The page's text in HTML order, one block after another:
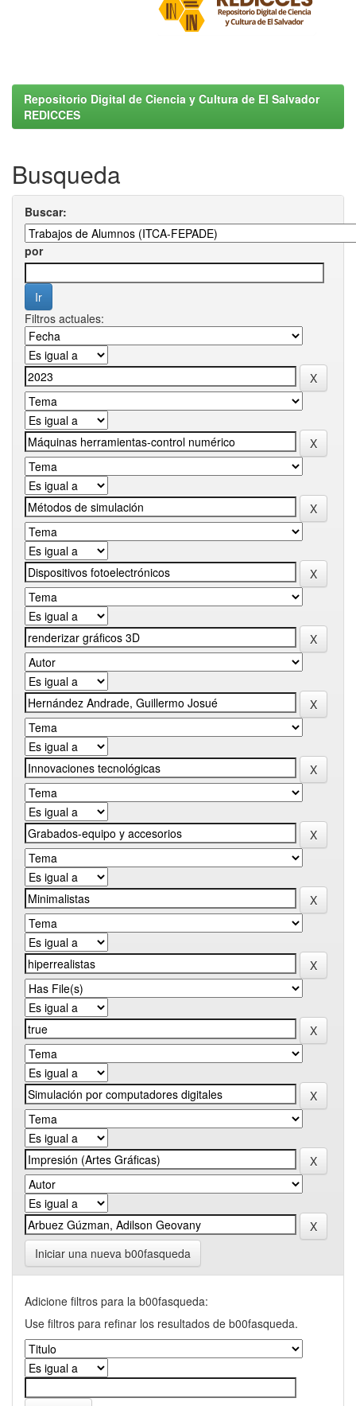
Repositorio Digital de Ciencia y Cultura de El Salvador
REDICCES
Busqueda
Buscar:
por
Filtros actuales:
Iniciar una nueva b00fasqueda
Adicione filtros para la b00fasqueda:
Use filtros para refinar los resultados de b00fasqueda.